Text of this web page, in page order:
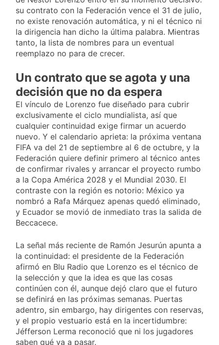
su contrato con la Federación vence el 31 de julio,
no existe renovación automática, y ni el técnico ni
la dirigencia han dicho la última palabra. Mientras
tanto, la lista de nombres para un eventual
reemplazo no para de crecer.
Un contrato que se agota y una
decisión que no da espera
El vínculo de Lorenzo fue diseñado para cubrir
exclusivamente el ciclo mundialista, así que
cualquier continuidad exige firmar un acuerdo
nuevo. Y el calendario aprieta: la próxima ventana
FIFA va del 21 de septiembre al 6 de octubre, y la
Federación quiere definir primero al técnico antes
de confirmar rivales y arrancar el proyecto rumbo
a la Copa América 2028 y el Mundial 2030. El
contraste con la región es notorio: México ya
nombró a Rafa Márquez apenas quedó eliminado,
y Ecuador se movió de inmediato tras la salida de
Beccacece.
La señal más reciente de Ramón Jesurún apunta a
la continuidad: el presidente de la Federación
afirmó en Blu Radio que Lorenzo es el técnico de
la selección y que la idea es que las cosas
continúen con él, aunque dejó claro que el futuro
se definirá en las próximas semanas. Puertas
adentro, sin embargo, hay dirigentes con reservas,
y el propio vestuario está en la incertidumbre:
Jéfferson Lerma reconoció que ni los jugadores
saben qué va a pasar.